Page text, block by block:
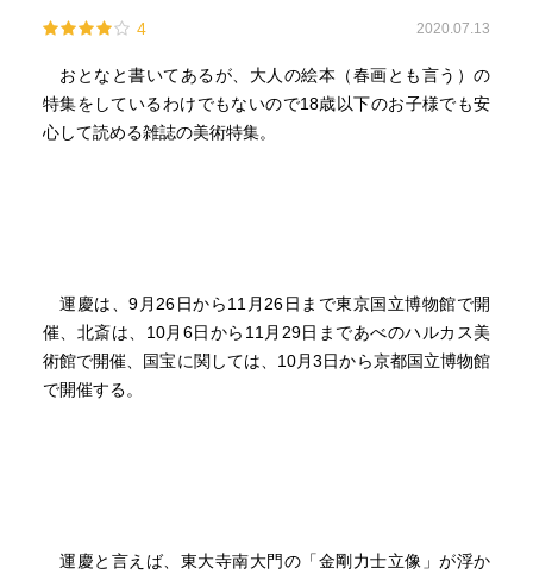
4 2020.07.13
おとなと書いてあるが、大人の絵本（春画とも言う）の
特集をしているわけでもないので18歳以下のお子様でも安
心して読める雑誌の美術特集。
運慶は、9月26日から11月26日まで東京国立博物館で開
催、北斎は、10月6日から11月29日まであべのハルカス美
術館で開催、国宝に関しては、10月3日から京都国立博物館
で開催する。
運慶と言えば、東大寺南大門の「金剛力士立像」が浮か